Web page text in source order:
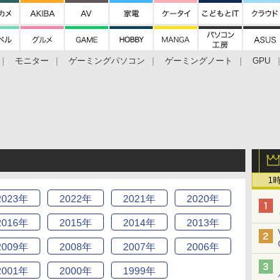
モニター ゲーミングパソコン ゲーミングノート
GPU
1
年 2022年 2021年 2020年
年 2015年 2014年 2013年
年 2008年 2007年 2006年
年 2000年 1999年